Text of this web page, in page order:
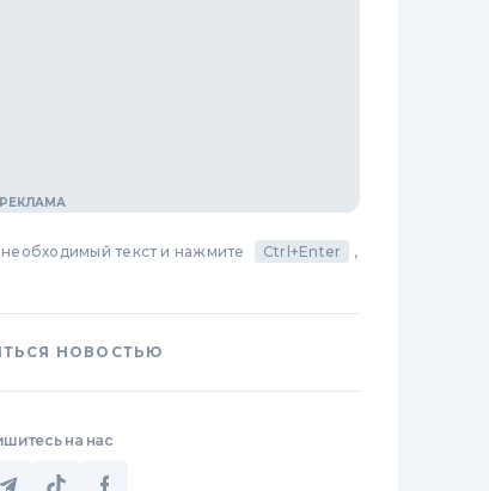
текст и нажмите Ctrl+Enter
,
НОВОСТЬЮ
на нас